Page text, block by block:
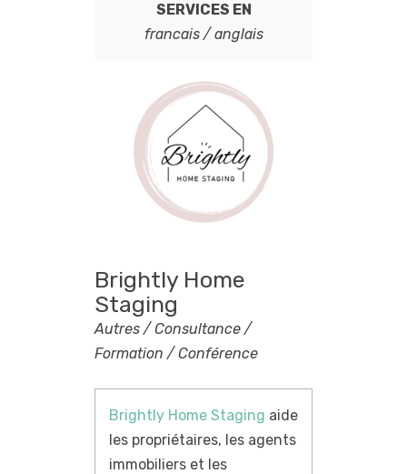
SERVICES EN
francais / anglais
Brightly Home
Staging
Autres / Consultance /
Formation / Conférence
Brightly Home Staging aide
les propriétaires, les agents
immobiliers et les